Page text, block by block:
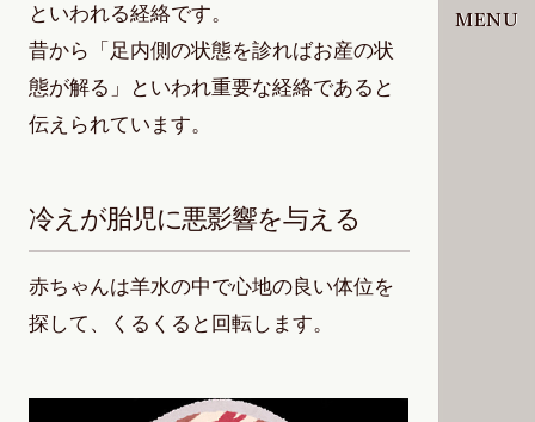
MENU
といわれる経絡です。
昔から「足内側の状態を診ればお産の状
態が解る」といわれ重要な経絡であると
伝えられています。
冷えが胎児に悪影響を与える
赤ちゃんは羊水の中で心地の良い体位を
探して、くるくると回転します。